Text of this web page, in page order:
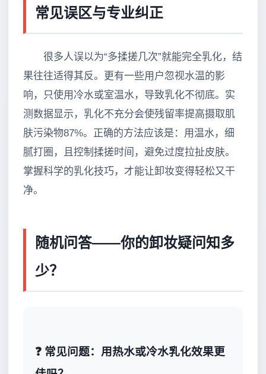
常见误区与专业纠正
很多人误以为“多揉搓几次”就能完全乳化，结
果往往适得其反。更有一些用户忽视水温的影
响，只使用冷水或室温水，导致乳化不彻底。实
测数据显示，乳化不充分会使残留率提高摄取肌
肤污染物87%。正确的方法应该是：用温水，细
腻打圈，且控制揉搓时间，避免过度拉扯皮肤。
掌握科学的乳化技巧，才能让卸妆变得轻松又干
净。
随机问答——你的卸妆疑问知多
少？
❓ 常见问题：用热水或冷水乳化效果更